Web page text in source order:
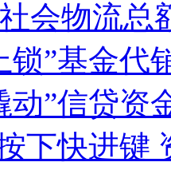
会物流总
锁”基金代
动”信贷资
下快进键